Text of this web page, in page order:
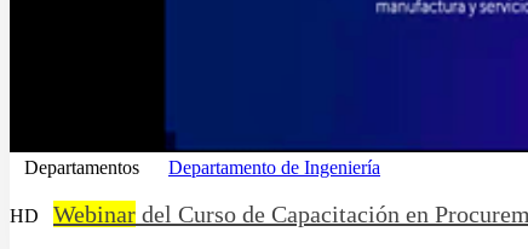
Departamentos Departamento de Ingeniería
HD Webinar del Curso de Capacitación en